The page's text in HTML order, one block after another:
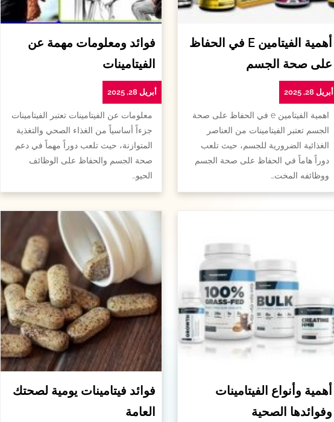
أهمية الفيتامين E في الحفاظ
على صحة الجسم
أبريل 28, 2025
اهمية الفيتامين e في الحفاظ على صحة
الجسم تعتبر الفيتامينات من العناصر
الغذائية الضرورية للجسم، حيث تلعب
دوراً هاماً في الحفاظ على صحة الجسم
ووظائفه المخت…
فوائد ومعلومات مهمة عن
الفيتامينات
أبريل 28, 2025
معلومات عن الفيتامينات تعتبر الفيتامينات
جزءاً أساسياً من الغذاء الصحي والتغذية
المتوازنة، حيث تلعب دوراً مهماً في دعم
صحة الجسم والحفاظ على الوظائف
الحيو…
أهمية وأنواع الفيتامينات
وفوائدها الصحية
فوائد فيتامينات يومية لصحتك
العامة